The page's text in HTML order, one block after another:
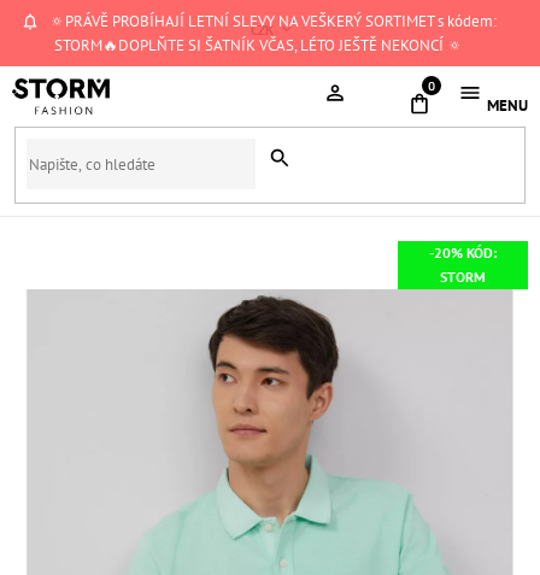
Přejít
🔅PRÁVĚ PROBÍHAJÍ LETNÍ SLEVY NA VEŠKERÝ SORTIMET s kódem:
STORM🔥DOPLŇTE SI ŠATNÍK VČAS, LÉTO JEŠTĚ NEKONCÍ 🔅
CZK
NÁKUPNÍ
-20% KÓD:
STORM